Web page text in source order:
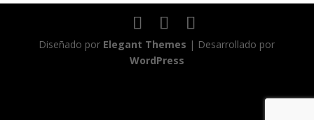
Diseñado por Elegant Themes | Desarrollado por
WordPress